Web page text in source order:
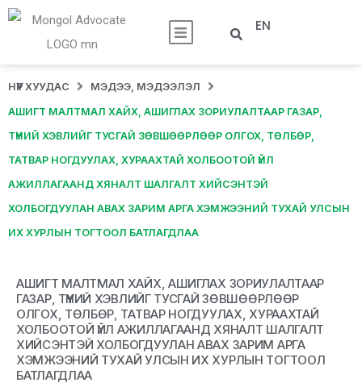
EN
НҮҮР ХУУДАС МЭДЭЭ, МЭДЭЭЛЭЛ
АШИГТ МАЛТМАЛ ХАЙХ, АШИГЛАХ ЗОРИУЛАЛТААР ГАЗАР,
ТҮҮНИЙ ХЭВЛИЙГ ТУСГАЙ ЗӨВШӨӨРЛӨӨР ОЛГОХ, ТӨЛБӨР,
ТАТВАР НОГДУУЛАХ, ХУРААХТАЙ ХОЛБООТОЙ ҮЙЛ
АЖИЛЛАГААНД ХЯНАЛТ ШАЛГАЛТ ХИЙСЭНТЭЙ
ХОЛБОГДУУЛАН АВАХ ЗАРИМ АРГА ХЭМЖЭЭНИЙ ТУХАЙ УЛСЫН
ИХ ХУРЛЫН ТОГТООЛ БАТЛАГДЛАА
АШИГТ МАЛТМАЛ ХАЙХ, АШИГЛАХ ЗОРИУЛАЛТААР
ГАЗАР, ТҮҮНИЙ ХЭВЛИЙГ ТУСГАЙ ЗӨВШӨӨРЛӨӨР
ОЛГОХ, ТӨЛБӨР, ТАТВАР НОГДУУЛАХ, ХУРААХТАЙ
ХОЛБООТОЙ ҮЙЛ АЖИЛЛАГААНД ХЯНАЛТ ШАЛГАЛТ
ХИЙСЭНТЭЙ ХОЛБОГДУУЛАН АВАХ ЗАРИМ АРГА
ХЭМЖЭЭНИЙ ТУХАЙ УЛСЫН ИХ ХУРЛЫН ТОГТООЛ
БАТЛАГДЛАА